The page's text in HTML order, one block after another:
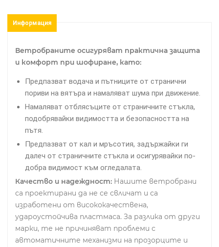
Информация
Ветробраните осигуряват практична защита
и комфорт при шофиране, като:
Предпазват водача и пътниците от странични
пориви на вятъра и намаляват шума при движение.
Намаляват отблясъците от страничните стъкла,
подобрявайки видимостта и безопасността на
пътя.
Предпазват от кал и мръсотия, задържайки ги
далеч от страничните стъкла и осигурявайки по-
добра видимост към огледалата.
Качество и надеждност: Нашите ветробрани
са проектирани да не се свличат и са
изработени от висококачествена,
удароустойчива пластмаса. За разлика от други
марки, те не причиняват проблеми с
автоматичните механизми на прозорците и